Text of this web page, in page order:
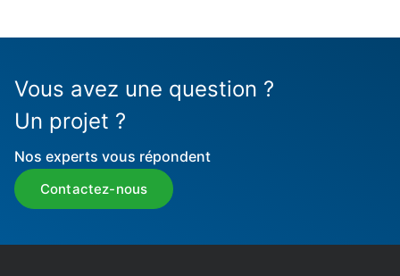
Vous avez une question ?
Un projet ?
Nos experts vous répondent
Contactez-nous